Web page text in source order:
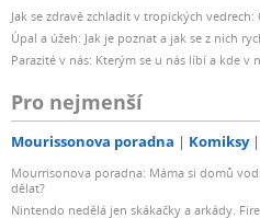
Jak se zdravě zchladit v tropických
Úpal a úžeh: Jak je poznat a jak se z nich
Parazité v nás: Kterým se u nás líbí a kde v
Pro nejmenší
Mourissonova poradna Komiksy
Mourrisonova poradna: Máma si domů
dělat?
Nintendo nedělá jen skákačky a arkády.